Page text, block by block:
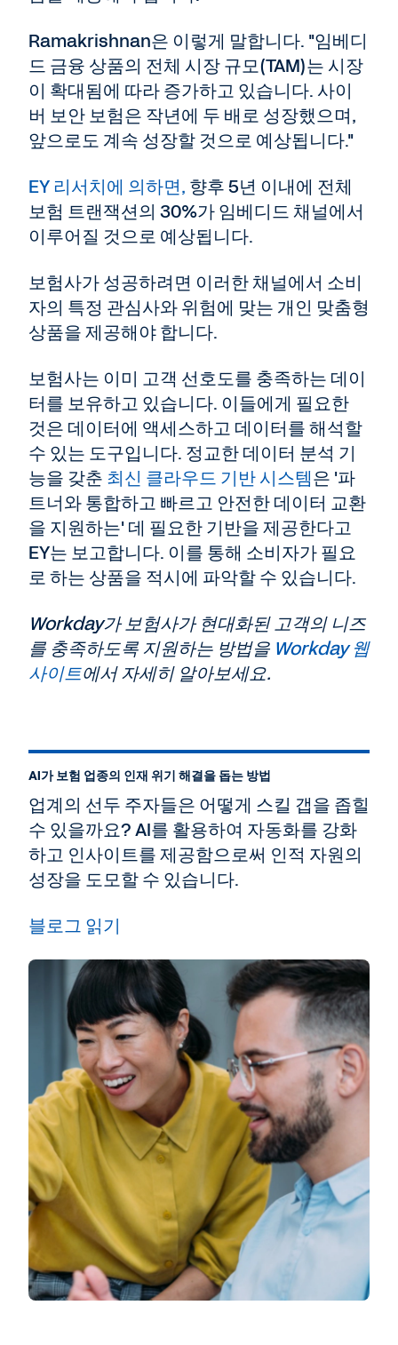
Ramakrishnan은 이렇게 말합니다. "임베디
드 금융 상품의 전체 시장 규모(TAM)는 시장
이 확대됨에 따라 증가하고 있습니다. 사이
버 보안 보험은 작년에 두 배로 성장했으며,
앞으로도 계속 성장할 것으로 예상됩니다."
EY 리서치에 의하면, 향후 5년 이내에 전체
보험 트랜잭션의 30%가 임베디드 채널에서
이루어질 것으로 예상됩니다.
보험사가 성공하려면 이러한 채널에서 소비
자의 특정 관심사와 위험에 맞는 개인 맞춤형
상품을 제공해야 합니다.
보험사는 이미 고객 선호도를 충족하는 데이
터를 보유하고 있습니다. 이들에게 필요한
것은 데이터에 액세스하고 데이터를 해석할
수 있는 도구입니다. 정교한 데이터 분석 기
능을 갖춘 최신 클라우드 기반 시스템은 '파
트너와 통합하고 빠르고 안전한 데이터 교환
을 지원하는' 데 필요한 기반을 제공한다고
EY는 보고합니다. 이를 통해 소비자가 필요
로 하는 상품을 적시에 파악할 수 있습니다.
Workday가 보험사가 현대화된 고객의 니즈
를 충족하도록 지원하는 방법을 Workday 웹
사이트에서 자세히 알아보세요.
AI가 보험 업종의 인재 위기 해결을 돕는 방법
업계의 선두 주자들은 어떻게 스킬 갭을 좁힐
수 있을까요? AI를 활용하여 자동화를 강화
하고 인사이트를 제공함으로써 인적 자원의
성장을 도모할 수 있습니다.
블로그 읽기